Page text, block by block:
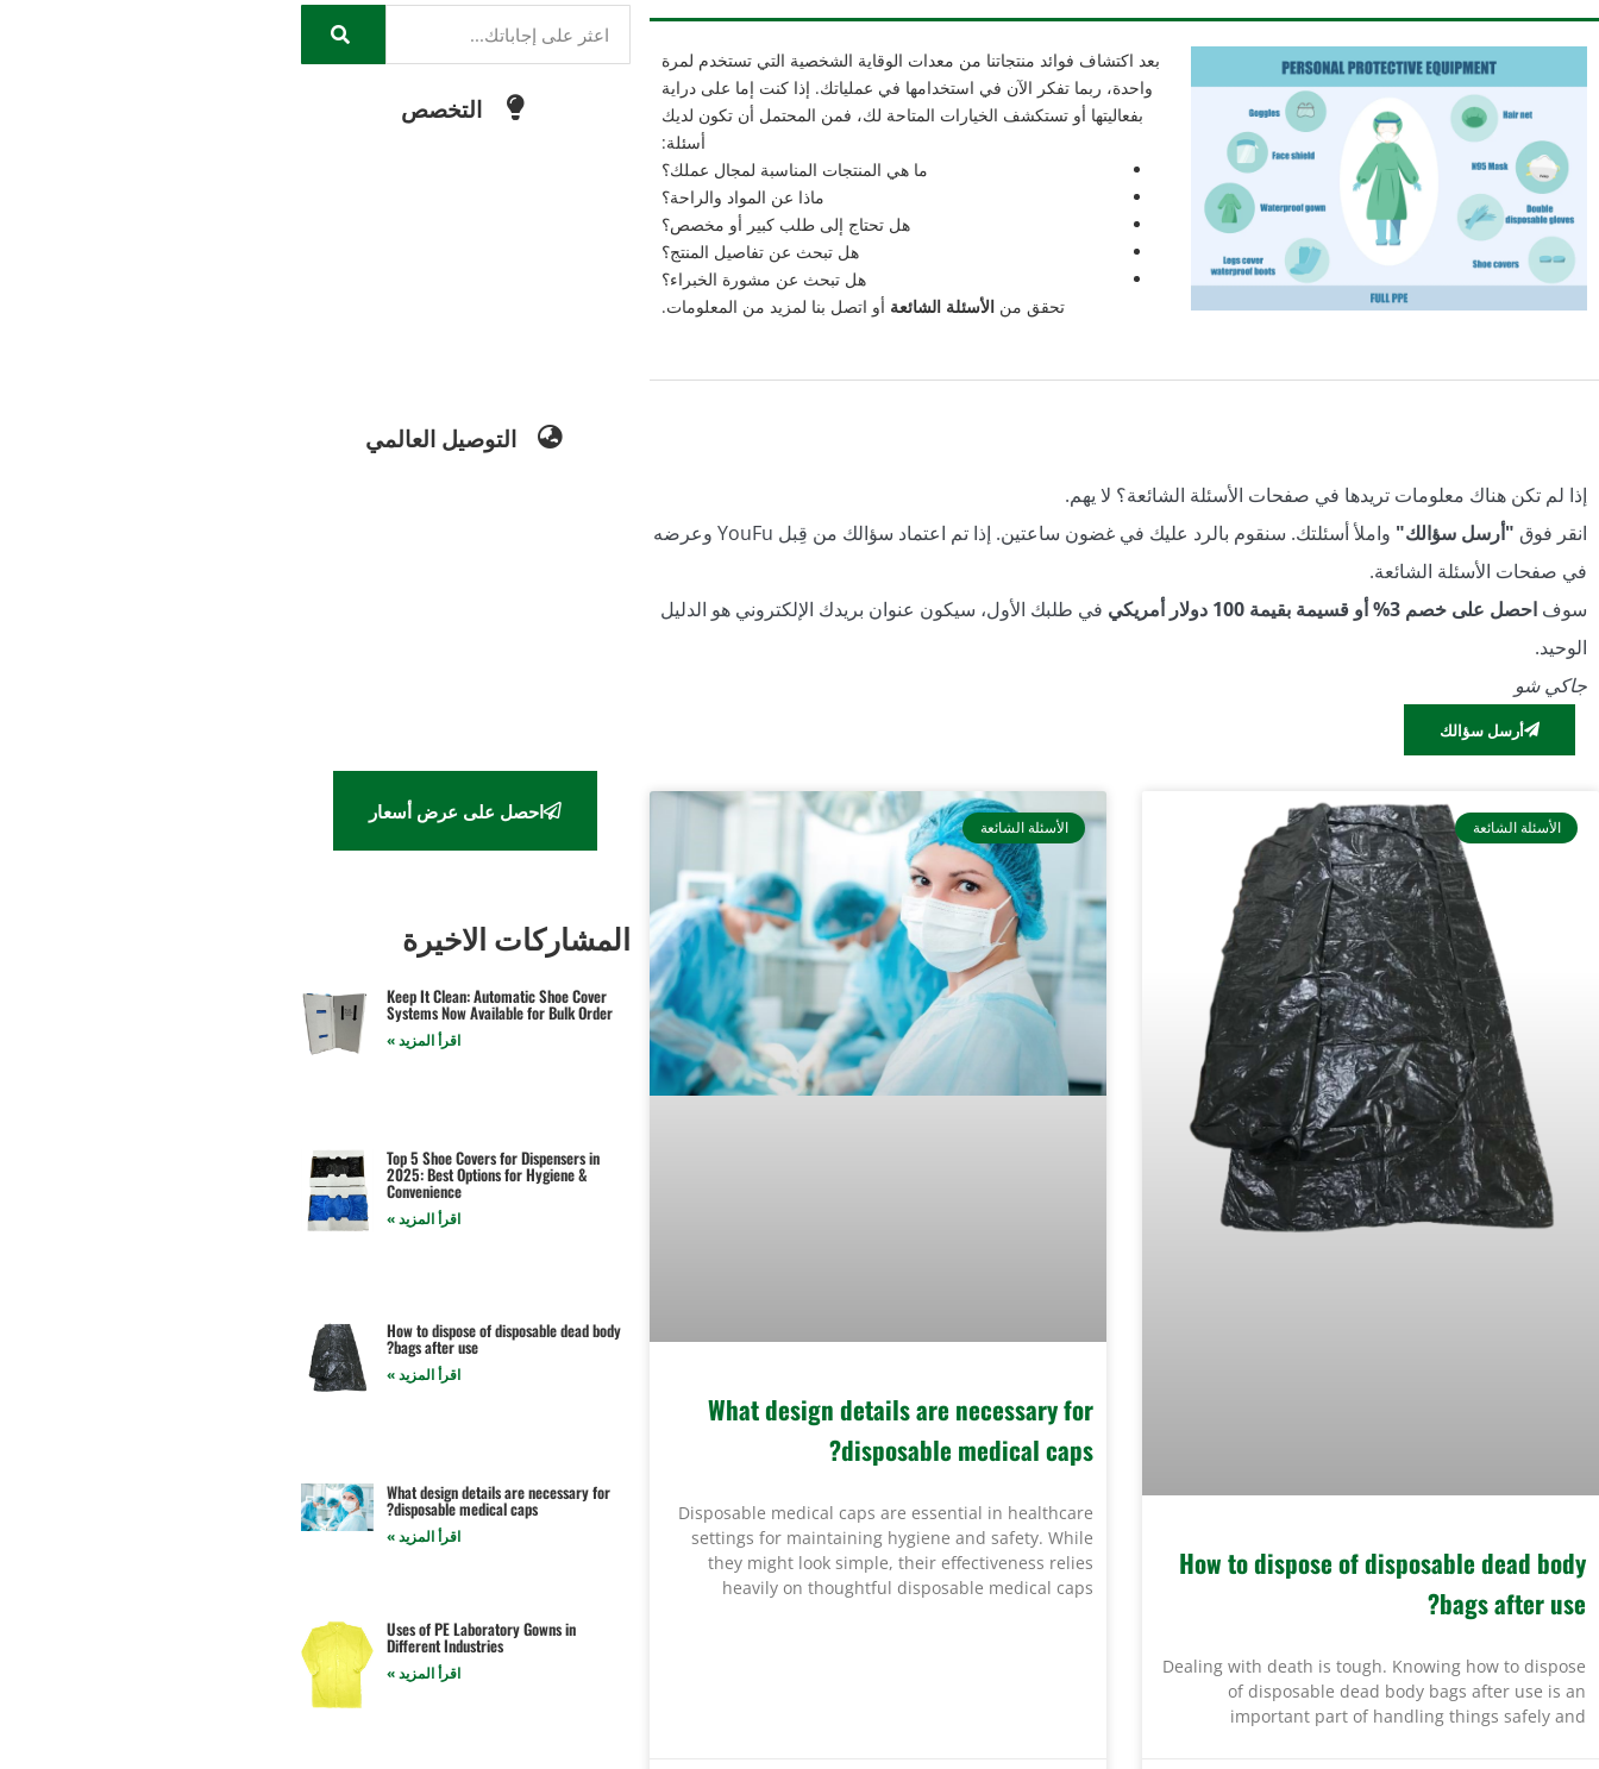
بعد اكتشاف فوائد منتجاتنا من معدات الوقاية الشخصية التي تستخدم لمرة
واحدة، ربما تفكر الآن في استخدامها في عملياتك. إذا كنت إما على دراية
بفعاليتها أو تستكشف الخيارات المتاحة لك، فمن المحتمل أن تكون لديك
أسئلة:
ما هي المنتجات المناسبة لمجال عملك؟
ماذا عن المواد والراحة؟
هل تحتاج إلى طلب كبير أو مخصص؟
هل تبحث عن تفاصيل المنتج؟
هل تبحث عن مشورة الخبراء؟
تحقق من الأسئلة الشائعة أو اتصل بنا لمزيد من المعلومات.
إذا لم تكن هناك معلومات تريدها في صفحات الأسئلة الشائعة؟ لا يهم.
انقر فوق "أرسل سؤالك"
واملأ أسئلتك. سنقوم بالرد عليك في غضون ساعتين. إذا تم اعتماد سؤالك من قِبل YouFu وعرضه
في صفحات الأسئلة الشائعة.
سوف احصل على خصم 3% أو قسيمة بقيمة 100 دولار أمريكي
في طلبك الأول، سيكون عنوان بريدك الإلكتروني هو الدليل
الوحيد.
جاكي شو
أرسل سؤالك
الأسئلة الشائعة
How to dispose of disposable dead body
bags after use?
Dealing with death is tough. Knowing how to dispose
of disposable dead body bags after use is an
important part of handling things safely and
الأسئلة الشائعة
What design details are necessary for
disposable medical caps?
Disposable medical caps are essential in healthcare
settings for maintaining hygiene and safety. While
they might look simple, their effectiveness relies
heavily on thoughtful disposable medical caps
التخصص
التوصيل العالمي
احصل على عرض أسعار
المشاركات الاخيرة
Keep It Clean: Automatic Shoe Cover
Systems Now Available for Bulk Order
اقرأ المزيد »
Top 5 Shoe Covers for Dispensers in
2025: Best Options for Hygiene &
Convenience
اقرأ المزيد »
How to dispose of disposable dead body
bags after use?
اقرأ المزيد »
What design details are necessary for
disposable medical caps?
اقرأ المزيد »
Uses of PE Laboratory Gowns in
Different Industries
اقرأ المزيد »